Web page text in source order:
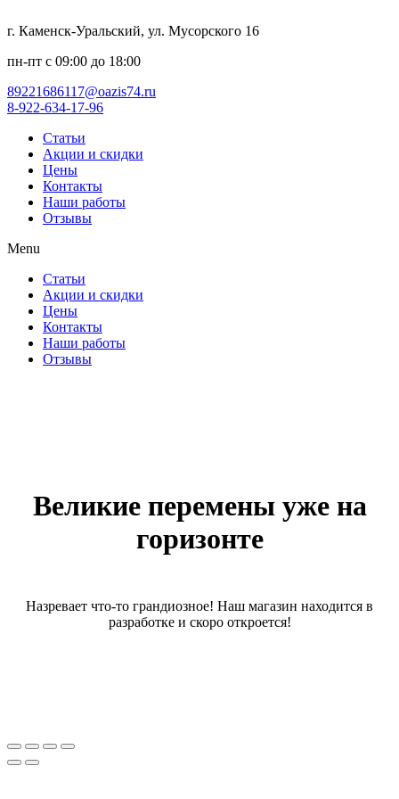
г. Каменск-Уральский, ул. Мусорского 16
пн-пт с 09:00 до 18:00
89221686117@oazis74.ru
8-922-634-17-96
Статьи
Акции и скидки
Цены
Контакты
Наши работы
Отзывы
Menu
Статьи
Акции и скидки
Цены
Контакты
Наши работы
Отзывы
Великие перемены уже на
горизонте
Назревает что-то грандиозное! Наш магазин находится в
разработке и скоро откроется!